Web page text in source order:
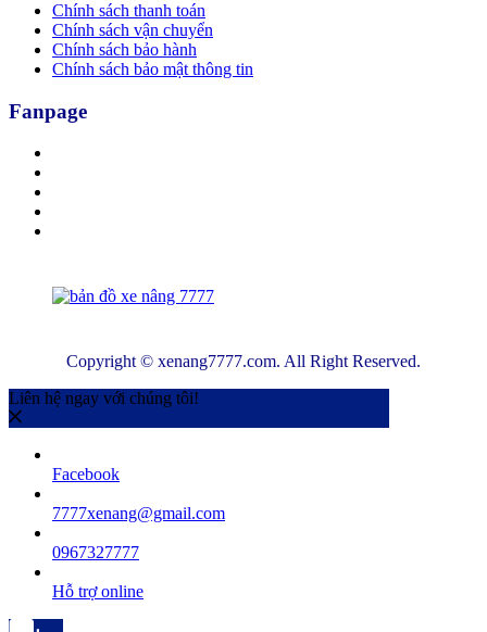
Chính sách thanh toán
Chính sách vận chuyển
Chính sách bảo hành
Chính sách bảo mật thông tin
Fanpage
Copyright © xenang7777.com. All Right Reserved.
Liên hệ ngay với chúng tôi!
Facebook
7777xenang@gmail.com
0967327777
Hỗ trợ online